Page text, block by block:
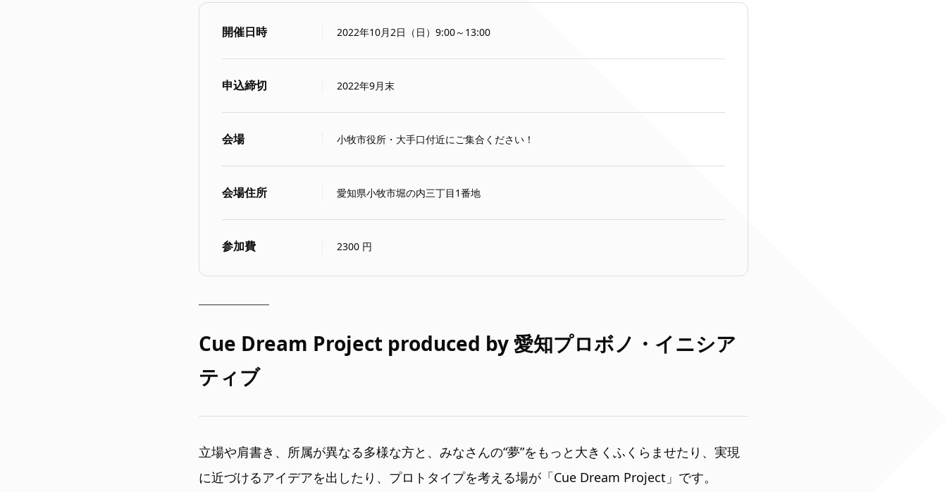
開催日時 2022年10月2日（日）9:00～13:00
申込締切 2022年9月末
会場 小牧市役所・大手口付近にご集合ください！
会場住所 愛知県小牧市堀の内三丁目1番地
参加費 2300 円
Cue Dream Project produced by 愛知プロボノ・イニシア
ティブ
立場や肩書き、所属が異なる多様な方と、みなさんの“夢”をもっと大きくふくらませたり、実現
に近づけるアイデアを出したり、プロトタイプを考える場が「Cue Dream Project」です。